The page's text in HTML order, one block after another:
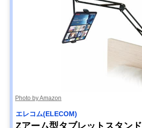
Photo by Amazon
エレコム(ELECOM)
Zアーム型タブレットスタンド